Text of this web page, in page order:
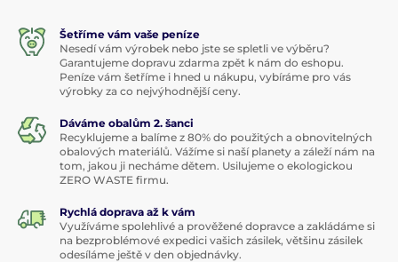
Šetříme vám vaše peníze
Nesedí vám výrobek nebo jste se spletli ve výběru?
Garantujeme dopravu zdarma zpět k nám do eshopu.
Peníze vám šetříme i hned u nákupu, vybíráme pro vás
výrobky za co nejvýhodnější ceny.
Dáváme obalům 2. šanci
Recyklujeme a balíme z 80% do použitých a obnovitelných
obalových materiálů. Vážíme si naší planety a záleží nám na
tom, jakou ji necháme dětem. Usilujeme o ekologickou
ZERO WASTE firmu.
Rychlá doprava až k vám
Využíváme spolehlivé a prověžené dopravce a zakládáme si
na bezproblémové expedici vašich zásilek, většinu zásilek
odesíláme ještě v den objednávky.